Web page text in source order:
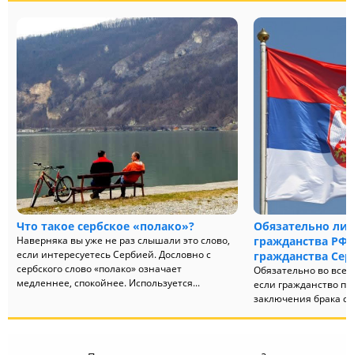
Что такое сербское «полако»?
Наверняка вы уже не раз слышали это слово,
если интересуетесь Сербией. Дословно с
сербского слово «полако» означает
медленнее, спокойнее. Используется...
Обязательно ли
гражданства РФ
гражданства
Обязательно во
если гражданство
заключения брака с